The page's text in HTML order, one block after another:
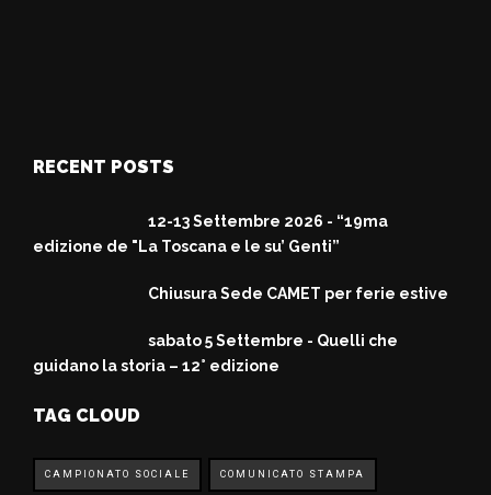
RECENT POSTS
12-13 Settembre 2026 - “19ma
edizione de "La Toscana e le su’ Genti”
Chiusura Sede CAMET per ferie estive
sabato 5 Settembre - Quelli che
guidano la storia – 12° edizione
TAG CLOUD
CAMPIONATO SOCIALE COMUNICATO STAMPA